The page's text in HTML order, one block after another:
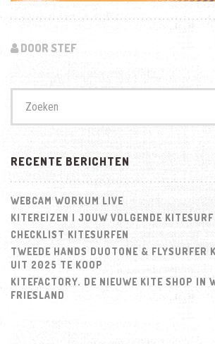
DOOR STEF
naar:
RECENTE BERICHTEN
WEBCAM WORKUM LIVE
KITEREIZEN | JOUW VOLGENDE
CHECKLIST KITESURFEN
TWEEDE HANDS DUOTONE & FLYSURFER
UIT 2025 TE KOOP
KITEFACTORY. DE NIEUWE KITE SHOP IN
FRIESLAND